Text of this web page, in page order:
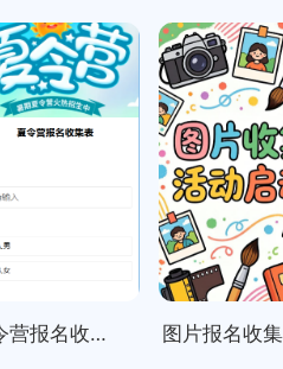
夏令营报名收集表 图片报名收